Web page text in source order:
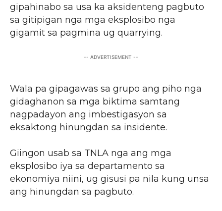
gipahinabo sa usa ka aksidenteng pagbuto
sa gitipigan nga mga eksplosibo nga
gigamit sa pagmina ug quarrying.
-- ADVERTISEMENT --
Wala pa gipagawas sa grupo ang piho nga
gidaghanon sa mga biktima samtang
nagpadayon ang imbestigasyon sa
eksaktong hinungdan sa insidente.
Giingon usab sa TNLA nga ang mga
eksplosibo iya sa departamento sa
ekonomiya niini, ug gisusi pa nila kung unsa
ang hinungdan sa pagbuto.